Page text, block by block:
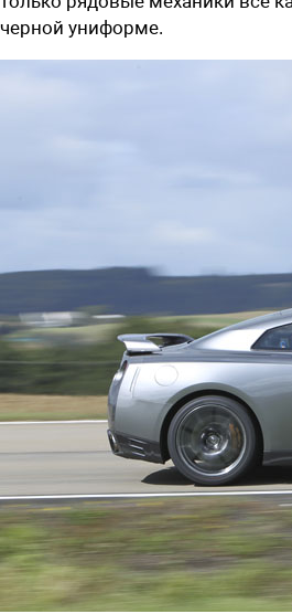
черной униформе.